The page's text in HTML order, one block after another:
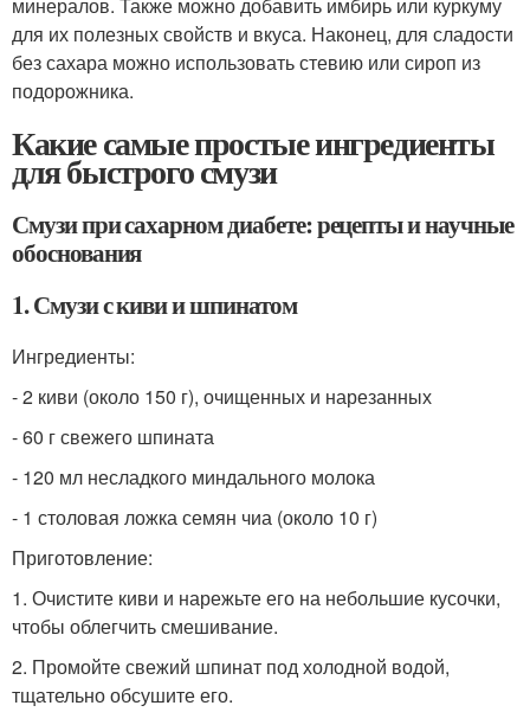
для их полезных свойств и вкуса. Наконец, для сладости
без сахара можно использовать стевию или сироп из
подорожника.
Какие самые простые ингредиенты
для быстрого смузи
Смузи при сахарном диабете: рецепты и научные
обоснования
1. Смузи с киви и шпинатом
Ингредиенты:
- 2 киви (около 150 г), очищенных и нарезанных
- 60 г свежего шпината
- 120 мл несладкого миндального молока
- 1 столовая ложка семян чиа (около 10 г)
Приготовление:
1. Очистите киви и нарежьте его на небольшие кусочки,
чтобы облегчить смешивание.
2. Промойте свежий шпинат под холодной водой,
тщательно обсушите его.